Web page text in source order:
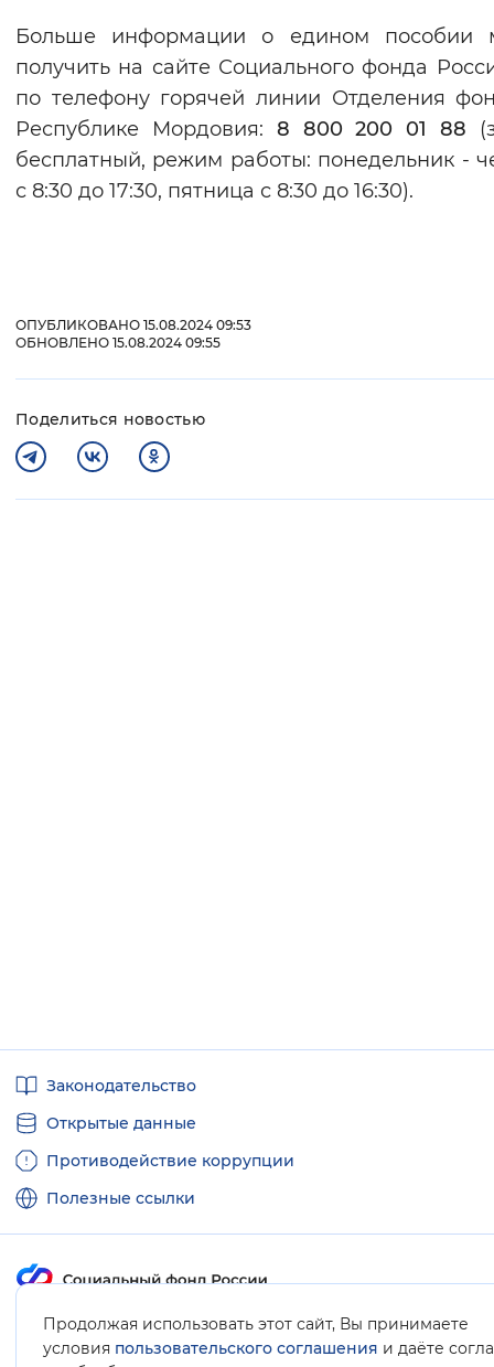
Больше информации о едином пособии
получить на сайте Социального фонда
по телефону горячей линии Отделения
Республике Мордовия: 8 800 200 01 88
бесплатный, режим работы: понедельник -
с 8:30 до 17:30, пятница с 8:30 до 16:30).
ОПУБЛИКОВАНО 15.08.2024 09:53
ОБНОВЛЕНО 15.08.2024 09:55
Поделиться новостью
Продолжая использовать этот сайт, Вы принимаете
условия пользовательского соглашения и даёте
ссылкиЗаконодательство
Открытые данные
Противодействие коррупции
Полезные ссылки
Карта сайта